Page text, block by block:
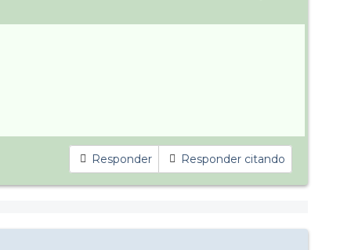
Responder Responder citando